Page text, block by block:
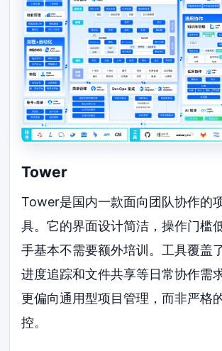
Tower
Tower是国内一款面向团队协作的
具。它的界面设计简洁，操作门槛
手基本不需要额外培训。工具覆盖
进度追踪和文件共享等日常协作需
更偏向通用型项目管理，而非严格
控。